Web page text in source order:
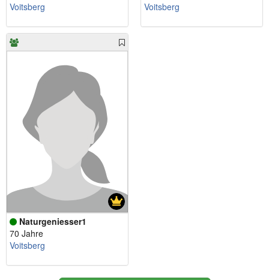
Voitsberg
Voitsberg
Naturgeniesser1
70 Jahre
Voitsberg